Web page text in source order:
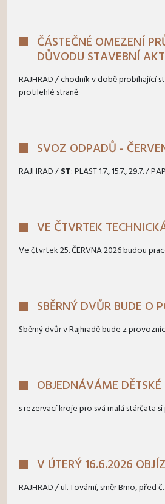
ČÁSTEČNÉ OMEZENÍ
DŮVODU STAVEBNÍ
RAJHRAD / chodník v době probíhající
protilehlé straně
SVOZ ODPADŮ -
RAJHRAD /ST: PLAST 1.7., 15.7., 29.7. /
VE ČTVRTEK
Ve čtvrtek 25. ČERVNA 2026 budou
SBĚRNÝ DVŮR BUDE O
Sběrný dvůr v Rajhradě bude z
OBJEDNÁVÁME
s rezervací kroje pro svá malá stárčata
V ÚTERÝ 16.6.2026
RAJHRAD / ul. Tovární, směr Brno,